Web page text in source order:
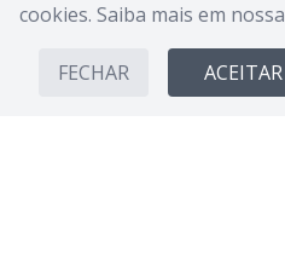
cookies. Saiba mais em nossa
FECHAR ACEITAR